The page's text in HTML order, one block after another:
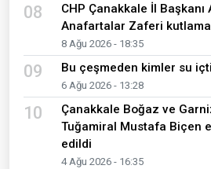
08
CHP Çanakkale İl Başkanı
Anafartalar Zaferi
8 Ağu 2026 - 18:35
09 Bu çeşmeden kimler su
6 Ağu 2026 - 13:28
10
Çanakkale Boğaz ve
Tuğamiral Mustafa Biçen
edildi
4 Ağu 2026 - 16:35